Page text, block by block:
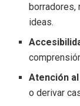
borradores,
ideas.
Atención
o derivar